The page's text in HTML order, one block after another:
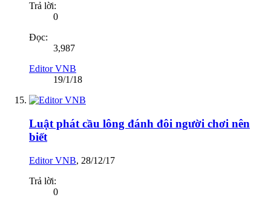
Trả lời:
0
Đọc:
3,987
Editor VNB
19/1/18
Luật phát cầu lông đánh đôi người chơi nên
biết
Editor VNB, 28/12/17
Trả lời:
0